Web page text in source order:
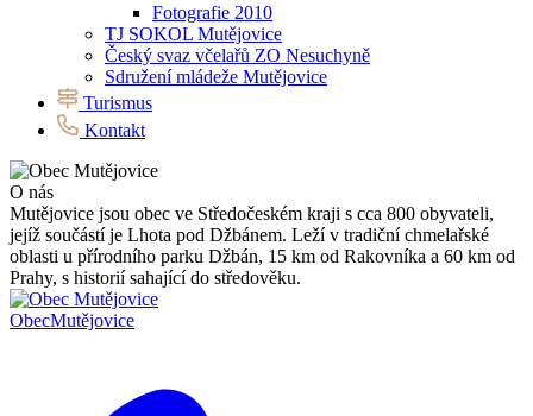
Fotografie 2010
TJ SOKOL Mutějovice
Český svaz včelařů ZO Nesuchyně
Sdružení mládeže Mutějovice
Turismus
Kontakt
O nás
Mutějovice jsou obec ve Středočeském kraji s cca 800 obyvateli,
jejíž součástí je Lhota pod Džbánem. Leží v tradiční chmelařské
oblasti u přírodního parku Džbán, 15 km od Rakovníka a 60 km od
Prahy, s historií sahající do středověku.
ObecMutějovice